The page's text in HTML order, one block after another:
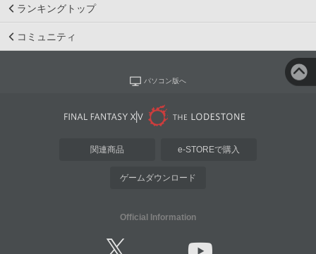
ランキングトップ
コミュニティ
パソコン版へ
関連商品 e-STOREで購入
ゲームダウンロード
Official Information